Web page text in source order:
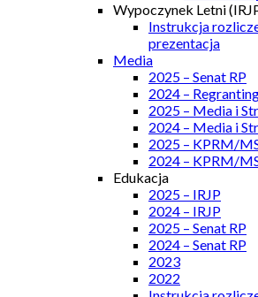
Wypoczynek Letni
Instrukcja
prezentacja
Media
2025 – Senat RP
2024 –
2025 – Media i
2024 – Media i
2025 – KPRM/
2024 – KPRM/
Edukacja
2025 – IRJP
2024 – IRJP
2025 – Senat RP
2024 – Senat RP
2023
2022